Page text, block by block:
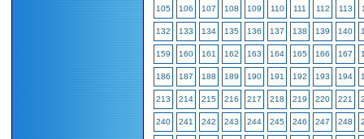
105 106 107 108 109 110 111 112 113
132 133 134 135 136 137 138 139 140
159 160 161 162 163 164 165 166 167
186 187 188 189 190 191 192 193 194
213 214 215 216 217 218 219 220 221
240 241 242 243 244 245 246 247 248